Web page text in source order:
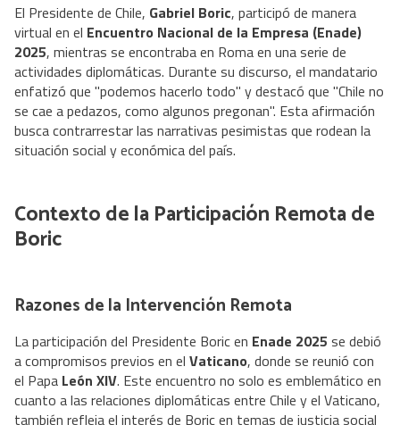
El Presidente de Chile, Gabriel Boric, participó de manera
virtual en el Encuentro Nacional de la Empresa (Enade)
2025, mientras se encontraba en Roma en una serie de
actividades diplomáticas. Durante su discurso, el mandatario
enfatizó que "podemos hacerlo todo" y destacó que "Chile no
se cae a pedazos, como algunos pregonan". Esta afirmación
busca contrarrestar las narrativas pesimistas que rodean la
situación social y económica del país.
Contexto de la Participación Remota de
Boric
Razones de la Intervención Remota
La participación del Presidente Boric en Enade 2025 se debió
a compromisos previos en el Vaticano, donde se reunió con
el Papa León XIV. Este encuentro no solo es emblemático en
cuanto a las relaciones diplomáticas entre Chile y el Vaticano,
también refleja el interés de Boric en temas de justicia social